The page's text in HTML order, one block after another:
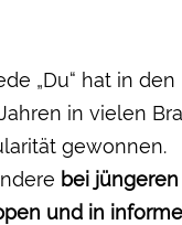
„Du“ hat in den
in vielen
gewonnen.
bei jüngeren
und in